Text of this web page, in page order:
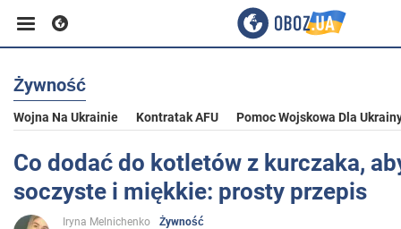
Biznes
Sport
Rozrywka
Żywność
Wojna Na Ukrainie Kontratak AFU Pomoc Wojskowa Dla
Co dodać do kotletów z kurczaka,
soczyste i miękkie: prosty przepis
Iryna Melnichenko
Żywność